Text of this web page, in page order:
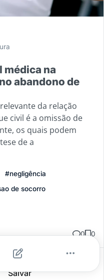
médica na
abandono de
da relação
civil é a omissão de
os quais podem
de a
#negligência
de socorro
0 0
Salvar